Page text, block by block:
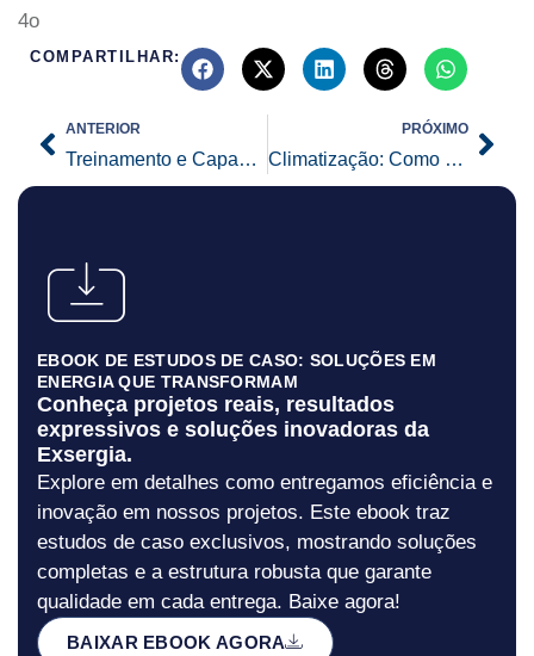
4o
COMPARTILHAR:
Prev
ANTERIOR
Treinamento e Capacitação para Profissionais de Segurança Elétrica
PRÓXIMO
Climatização: Como Escolher o Sistema Ideal para Grandes Ambientes
EBOOK DE ESTUDOS DE CASO: SOLUÇÕES EM
ENERGIA QUE TRANSFORMAM
Conheça projetos reais, resultados
expressivos e soluções inovadoras da
Exsergia.
Explore em detalhes como entregamos eficiência e
inovação em nossos projetos. Este ebook traz
estudos de caso exclusivos, mostrando soluções
completas e a estrutura robusta que garante
qualidade em cada entrega. Baixe agora!
BAIXAR EBOOK AGORA